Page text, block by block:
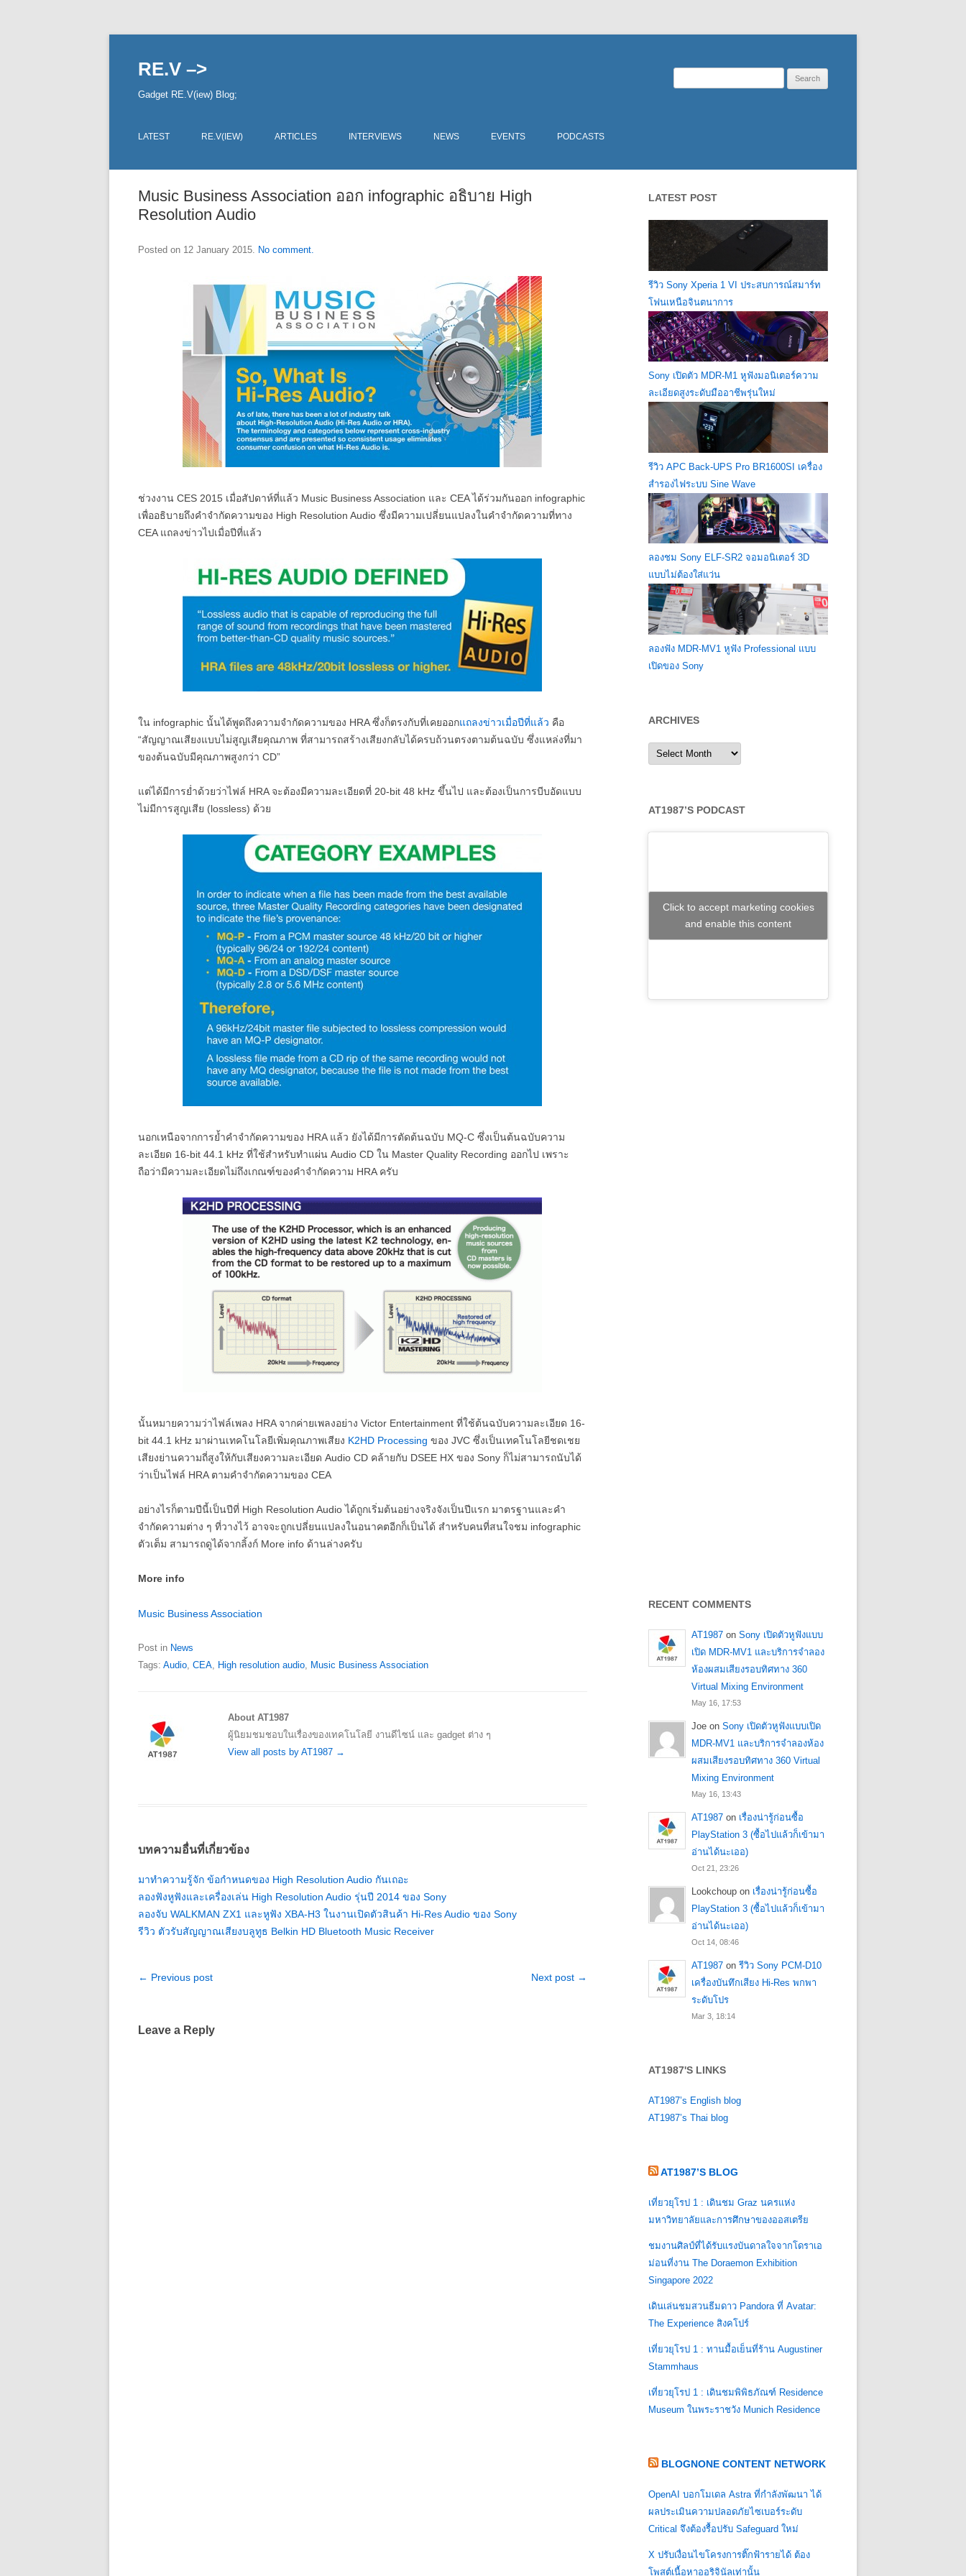
RE.V –>
Gadget RE.V(iew) Blog;
Search
LATEST RE.V(IEW) ARTICLES INTERVIEWS NEWS EVENTS PODCASTS
Music Business Association ออก infographic อธิบาย High
Resolution Audio
Posted on 12 January 2015. No comment.
ช่วงงาน CES 2015 เมื่อสัปดาห์ที่แล้ว Music Business Association และ CEA ได้ร่วมกันออก infographic
เพื่ออธิบายถึงคำจำกัดความของ High Resolution Audio ซึ่งมีความเปลี่ยนแปลงในคำจำกัดความที่ทาง
CEA แถลงข่าวไปเมื่อปีที่แล้ว
ใน infographic นั้นได้พูดถึงความจำกัดความของ HRA ซึ่งก็ตรงกับที่เคยออกแถลงข่าวเมื่อปีที่แล้ว คือ
“สัญญาณเสียงแบบไม่สูญเสียคุณภาพ ที่สามารถสร้างเสียงกลับได้ครบถ้วนตรงตามต้นฉบับ ซึ่งแหล่งที่มา
ของต้นฉบับมีคุณภาพสูงกว่า CD”
แต่ได้มีการย่ำด้วยว่าไฟล์ HRA จะต้องมีความละเอียดที่ 20-bit 48 kHz ขึ้นไป และต้องเป็นการบีบอัดแบบ
ไม่มีการสูญเสีย (lossless) ด้วย
นอกเหนือจากการย้ำคำจำกัดความของ HRA แล้ว ยังได้มีการตัดต้นฉบับ MQ-C ซึ่งเป็นต้นฉบับความ
ละเอียด 16-bit 44.1 kHz ที่ใช้สำหรับทำแผ่น Audio CD ใน Master Quality Recording ออกไป เพราะ
ถือว่ามีความละเอียดไม่ถึงเกณฑ์ของคำจำกัดความ HRA ครับ
นั้นหมายความว่าไฟล์เพลง HRA จากค่ายเพลงอย่าง Victor Entertainment ที่ใช้ต้นฉบับความละเอียด 16-
bit 44.1 kHz มาผ่านเทคโนโลยีเพิ่มคุณภาพเสียง K2HD Processing ของ JVC ซึ่งเป็นเทคโนโลยีชดเชย
เสียงย่านความถี่สูงให้กับเสียงความละเอียด Audio CD คล้ายกับ DSEE HX ของ Sony ก็ไม่สามารถนับได้
ว่าเป็นไฟล์ HRA ตามคำจำกัดความของ CEA
อย่างไรก็ตามปีนี้เป็นปีที่ High Resolution Audio ได้ถูกเริ่มต้นอย่างจริงจังเป็นปีแรก มาตรฐานและคำ
จำกัดความต่าง ๆ ที่วางไว้ อาจจะถูกเปลี่ยนแปลงในอนาคตอีกก็เป็นได้ สำหรับคนที่สนใจชม infographic
ตัวเต็ม สามารถดูได้จากลิ้งก์ More info ด้านล่างครับ
More info
Music Business Association
Post in News
Tags: Audio, CEA, High resolution audio, Music Business Association
About AT1987
ผู้นิยมชมชอบในเรื่องของเทคโนโลยี งานดีไซน์ และ gadget ต่าง ๆ
View all posts by AT1987 →
บทความอื่นที่เกี่ยวข้อง
มาทำความรู้จัก ข้อกำหนดของ High Resolution Audio กันเถอะ
ลองฟังหูฟังและเครื่องเล่น High Resolution Audio รุ่นปี 2014 ของ Sony
ลองจับ WALKMAN ZX1 และหูฟัง XBA-H3 ในงานเปิดตัวสินค้า Hi-Res Audio ของ Sony
รีวิว ตัวรับสัญญาณเสียงบลูทูธ Belkin HD Bluetooth Music Receiver
Post
← Previous post Next post →
Leave a Reply
LATEST POST
รีวิว Sony Xperia 1 VI ประสบการณ์สมาร์ท
โฟนเหนือจินตนาการ
Sony เปิดตัว MDR-M1 หูฟังมอนิเตอร์ความ
ละเอียดสูงระดับมืออาชีพรุ่นใหม่
รีวิว APC Back-UPS Pro BR1600SI เครื่อง
สำรองไฟระบบ Sine Wave
ลองชม Sony ELF-SR2 จอมอนิเตอร์ 3D
แบบไม่ต้องใส่แว่น
ลองฟัง MDR-MV1 หูฟัง Professional แบบ
เปิดของ Sony
ARCHIVES
Archives
AT1987’S PODCAST
Click to accept marketing cookies
and enable this content
RECENT COMMENTS
AT1987 on Sony เปิดตัวหูฟังแบบ
เปิด MDR-MV1 และบริการจำลอง
ห้องผสมเสียงรอบทิศทาง 360
Virtual Mixing Environment
May 16, 17:53
Joe on Sony เปิดตัวหูฟังแบบเปิด
MDR-MV1 และบริการจำลองห้อง
ผสมเสียงรอบทิศทาง 360 Virtual
Mixing Environment
May 16, 13:43
AT1987 on เรื่องน่ารู้ก่อนซื้อ
PlayStation 3 (ซื้อไปแล้วก็เข้ามา
อ่านได้นะเออ)
Oct 21, 23:26
Lookchoup on เรื่องน่ารู้ก่อนซื้อ
PlayStation 3 (ซื้อไปแล้วก็เข้ามา
อ่านได้นะเออ)
Oct 14, 08:46
AT1987 on รีวิว Sony PCM-D10
เครื่องบันทึกเสียง Hi-Res พกพา
ระดับโปร
Mar 3, 18:14
AT1987'S LINKS
AT1987’s English blog
AT1987’s Thai blog
AT1987’S BLOG
เที่ยวยุโรป 1 : เดินชม Graz นครแห่ง
มหาวิทยาลัยและการศึกษาของออสเตรีย
ชมงานศิลป์ที่ได้รับแรงบันดาลใจจากโดราเอ
ม่อนที่งาน The Doraemon Exhibition
Singapore 2022
เดินเล่นชมสวนธีมดาว Pandora ที่ Avatar:
The Experience สิงคโปร์
เที่ยวยุโรป 1 : ทานมื้อเย็นที่ร้าน Augustiner
Stammhaus
เที่ยวยุโรป 1 : เดินชมพิพิธภัณฑ์ Residence
Museum ในพระราชวัง Munich Residence
BLOGNONE CONTENT NETWORK
OpenAI บอกโมเดล Astra ที่กำลังพัฒนา ได้
ผลประเมินความปลอดภัยไซเบอร์ระดับ
Critical จึงต้องรื้อปรับ Safeguard ใหม่
X ปรับเงื่อนไขโครงการติ๊กฟ้ารายได้ ต้อง
โพสต์เนื้อหาออริจินัลเท่านั้น